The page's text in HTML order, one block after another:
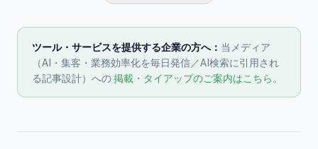
ツール・サービスを提供する企業の方へ： 当メディア
（AI・集客・業務効率化を毎日発信／AI検索に引用され
る記事設計）への掲載・タイアップのご案内はこちら。